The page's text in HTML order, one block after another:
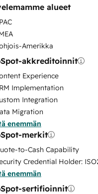
Coaching and Training
Enablement
Engine Optimization
Media
Design
Development
Migration
alueet
Amerikka
akkreditoinnit
Experience
Implementation
Integration
Migration
Implementation
Architecture Design
enemmän
merkit
to-Cash Capability
Credential Holder:
enemmän
sertifioinnit